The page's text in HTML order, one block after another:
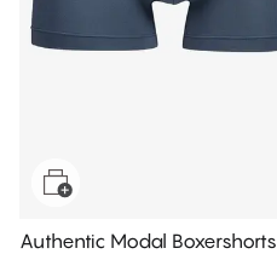
Authentic Modal Boxershorts